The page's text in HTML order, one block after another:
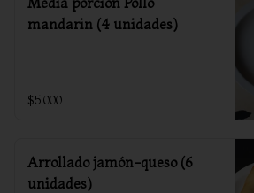
mandarin (4 unidades)
$5.000
Arrollado jamón-queso (6
unidades)